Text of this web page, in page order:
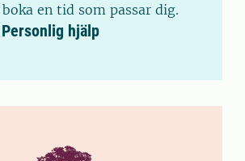
en tid som passar dig.
Personlig hjälp